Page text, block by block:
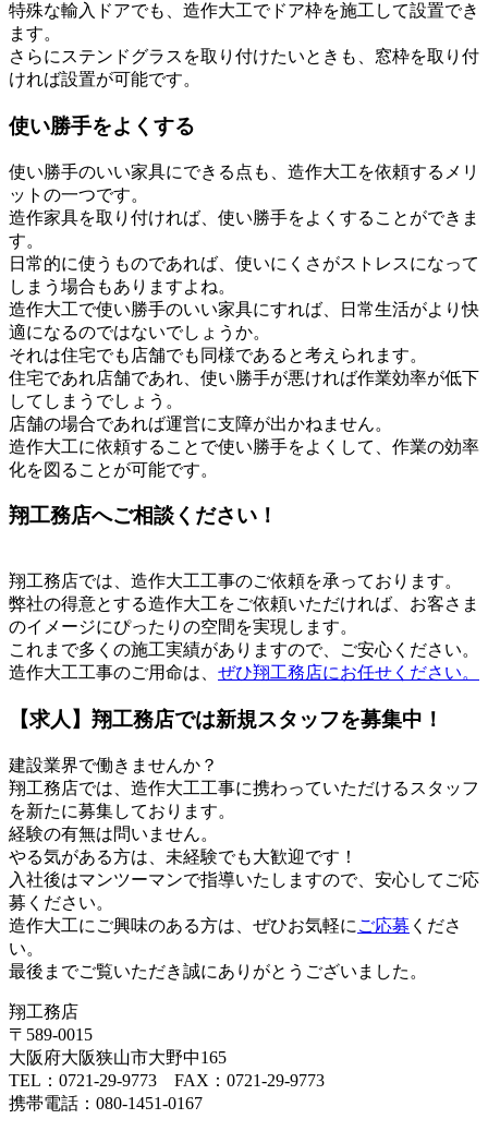
特殊な輸入ドアでも、造作大工でドア枠を施工して設置でき
ます。
さらにステンドグラスを取り付けたいときも、窓枠を取り付
ければ設置が可能です。
使い勝手をよくする
使い勝手のいい家具にできる点も、造作大工を依頼するメリ
ットの一つです。
造作家具を取り付ければ、使い勝手をよくすることができま
す。
日常的に使うものであれば、使いにくさがストレスになって
しまう場合もありますよね。
造作大工で使い勝手のいい家具にすれば、日常生活がより快
適になるのではないでしょうか。
それは住宅でも店舗でも同様であると考えられます。
住宅であれ店舗であれ、使い勝手が悪ければ作業効率が低下
してしまうでしょう。
店舗の場合であれば運営に支障が出かねません。
造作大工に依頼することで使い勝手をよくして、作業の効率
化を図ることが可能です。
翔工務店へご相談ください！
翔工務店では、造作大工工事のご依頼を承っております。
弊社の得意とする造作大工をご依頼いただければ、お客さま
のイメージにぴったりの空間を実現します。
これまで多くの施工実績がありますので、ご安心ください。
造作大工工事のご用命は、 ぜひ翔工務店にお任せください。
【求人】翔工務店では新規スタッフを募集中！
建設業界で働きませんか？
翔工務店では、造作大工工事に携わっていただけるスタッフ
を新たに募集しております。
経験の有無は問いません。
やる気がある方は、未経験でも大歓迎です！
入社後はマンツーマンで指導いたしますので、安心してご応
募ください。
造作大工にご興味のある方は、ぜひお気軽に ご応募 くださ
い。
最後までご覧いただき誠にありがとうございました。
翔工務店
〒589-0015
大阪府大阪狭山市大野中165
TEL：0721-29-9773 FAX：0721-29-9773
携帯電話：080-1451-0167